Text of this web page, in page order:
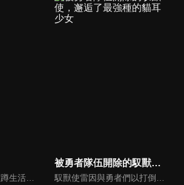
被勇者隊伍開除的馭獸使，邂逅了最強種的貓耳少女